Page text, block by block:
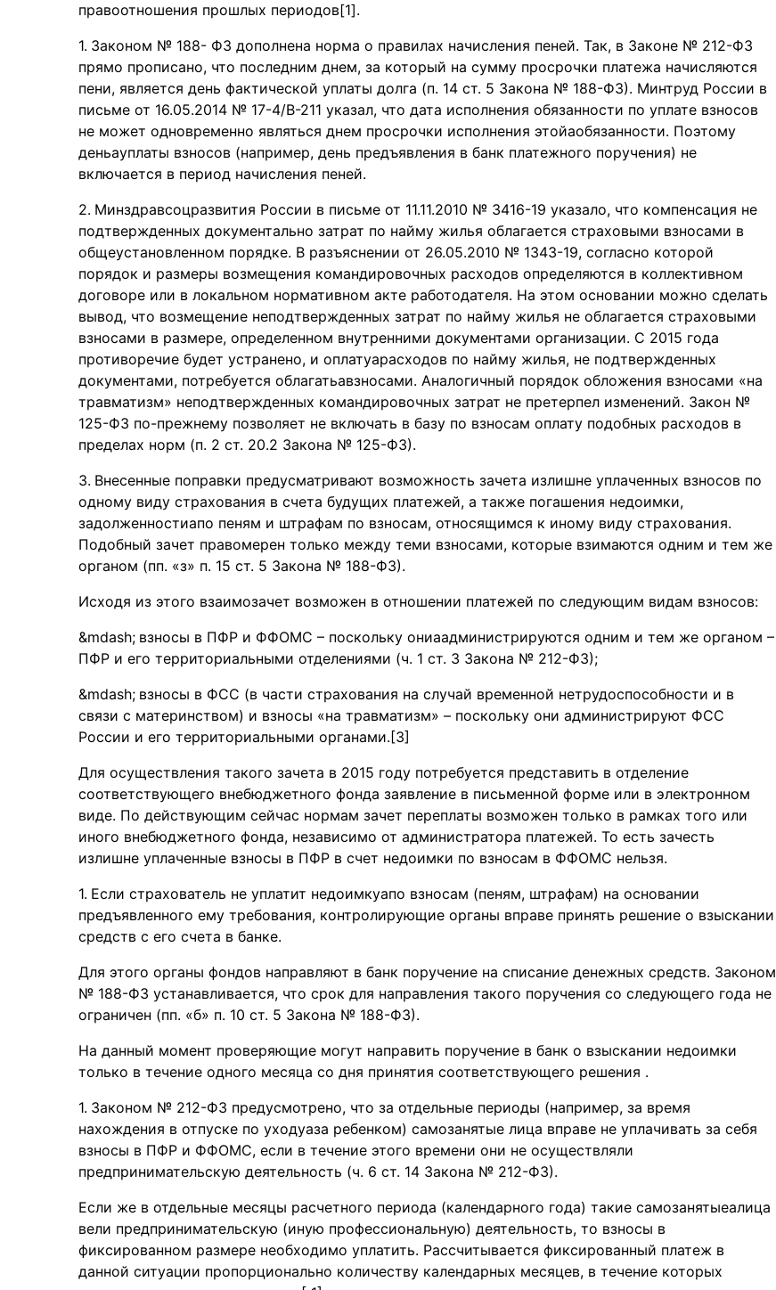
правоотношения прошлых периодов[1].
Законом № 188- ФЗ дополнена норма о правилах начисления пеней. Так, в Законе № 212-ФЗ
прямо прописано, что последним днем, за который на сумму просрочки платежа начисляются
пени, является день фактической уплаты долга (п. 14 ст. 5 Закона № 188-ФЗ). Минтруд России в
письме от 16.05.2014 № 17-4/В-211 указал, что дата исполнения обязанности по уплате взносов
не может одновременно являться днем просрочки исполнения этойаобязанности. Поэтому
деньауплаты взносов (например, день предъявления в банк платежного поручения) не
включается в период начисления пеней.
Минздравсоцразвития России в письме от 11.11.2010 № 3416-19 указало, что компенсация не
подтвержденных документально затрат по найму жилья облагается страховыми взносами в
общеустановленном порядке. В разъяснении от 26.05.2010 № 1343-19, согласно которой
порядок и размеры возмещения командировочных расходов определяются в коллективном
договоре или в локальном нормативном акте работодателя. На этом основании можно сделать
вывод, что возмещение неподтвержденных затрат по найму жилья не облагается страховыми
взносами в размере, определенном внутренними документами организации. С 2015 года
противоречие будет устранено, и оплатуарасходов по найму жилья, не подтвержденных
документами, потребуется облагатьавзносами. Аналогичный порядок обложения взносами «на
травматизм» неподтвержденных командировочных затрат не претерпел изменений. Закон №
125-ФЗ по-прежнему позволяет не включать в базу по взносам оплату подобных расходов в
пределах норм (п. 2 ст. 20.2 Закона № 125-ФЗ).
Внесенные поправки предусматривают возможность зачета излишне уплаченных взносов по
одному виду страхования в счета будущих платежей, а также погашения недоимки,
задолженностиапо пеням и штрафам по взносам, относящимся к иному виду страхования.
Подобный зачет правомерен только между теми взносами, которые взимаются одним и тем же
органом (пп. «з» п. 15 ст. 5 Закона № 188-ФЗ).
Исходя из этого взаимозачет возможен в отношении платежей по следующим видам взносов:
взносы в ПФР и ФФОМС – поскольку ониаадминистрируются одним и тем же органом –
ПФР и его территориальными отделениями (ч. 1 ст. 3 Закона № 212-ФЗ);
взносы в ФСС (в части страхования на случай временной нетрудоспособности и в
связи с материнством) и взносы «на травматизм» – поскольку они администрируют ФСС
России и его территориальными органами.[3]
Для осуществления такого зачета в 2015 году потребуется представить в отделение
соответствующего внебюджетного фонда заявление в письменной форме или в электронном
виде. По действующим сейчас нормам зачет переплаты возможен только в рамках того или
иного внебюджетного фонда, независимо от администратора платежей. То есть зачесть
излишне уплаченные взносы в ПФР в счет недоимки по взносам в ФФОМС нельзя.
Если страхователь не уплатит недоимкуапо взносам (пеням, штрафам) на основании
предъявленного ему требования, контролирующие органы вправе принять решение о взыскании
средств с его счета в банке.
Для этого органы фондов направляют в банк поручение на списание денежных средств. Законом
№ 188-ФЗ устанавливается, что срок для направления такого поручения со следующего года не
ограничен (пп. «б» п. 10 ст. 5 Закона № 188-ФЗ).
На данный момент проверяющие могут направить поручение в банк о взыскании недоимки
только в течение одного месяца со дня принятия соответствующего решения .
Законом № 212-ФЗ предусмотрено, что за отдельные периоды (например, за время
нахождения в отпуске по уходуаза ребенком) самозанятые лица вправе не уплачивать за себя
взносы в ПФР и ФФОМС, если в течение этого времени они не осуществляли
предпринимательскую деятельность (ч. 6 ст. 14 Закона № 212-ФЗ).
Если же в отдельные месяцы расчетного периода (календарного года) такие самозанятыеалица
вели предпринимательскую (иную профессиональную) деятельность, то взносы в
фиксированном размере необходимо уплатить. Рассчитывается фиксированный платеж в
данной ситуации пропорционально количеству календарных месяцев, в течение которых